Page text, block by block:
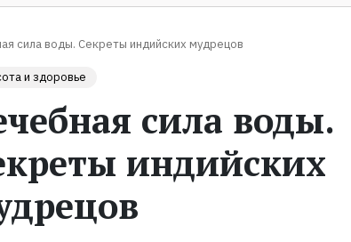
сила воды. Секреты индийских мудрецов
и здоровье
сила воды.
индийских